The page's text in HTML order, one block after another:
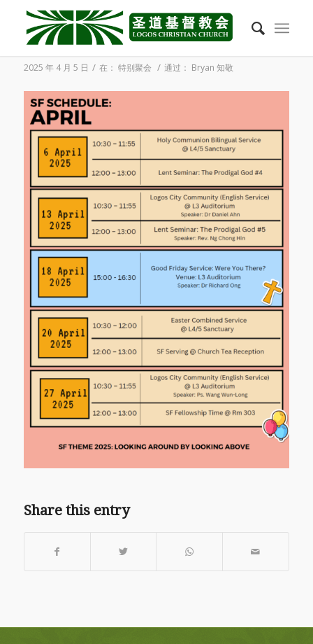
2025年4月学生团契四月份节目表
2025 年 4 月 5 日 / 在： 特别聚会 / 通过： Bryan 知敬
Share this entry